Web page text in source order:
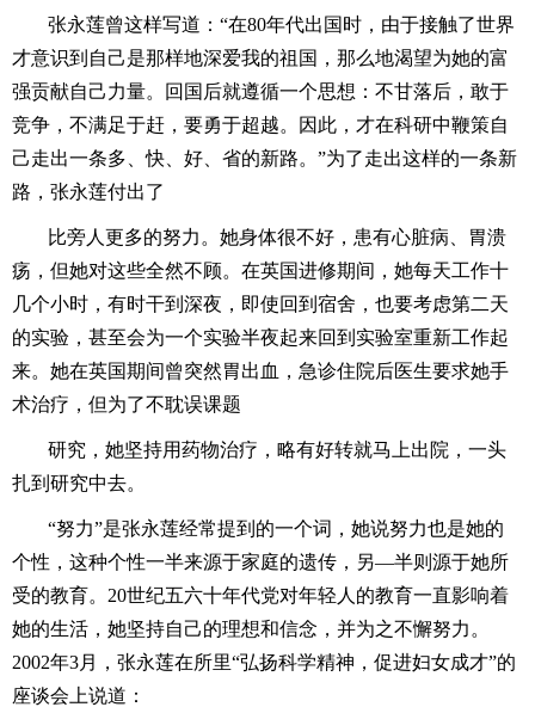
张永莲曾这样写道：“在80年代出国时，由于接触了世界
才意识到自己是那样地深爱我的祖国，那么地渴望为她的富
强贡献自己力量。回国后就遵循一个思想：不甘落后，敢于
竞争，不满足于赶，要勇于超越。因此，才在科研中鞭策自
己走出一条多、快、好、省的新路。”为了走出这样的一条新
路，张永莲付出了
比旁人更多的努力。她身体很不好，患有心脏病、胃溃
疡，但她对这些全然不顾。在英国进修期间，她每天工作十
几个小时，有时干到深夜，即使回到宿舍，也要考虑第二天
的实验，甚至会为一个实验半夜起来回到实验室重新工作起
来。她在英国期间曾突然胃出血，急诊住院后医生要求她手
术治疗，但为了不耽误课题
研究，她坚持用药物治疗，略有好转就马上出院，一头
扎到研究中去。
“努力”是张永莲经常提到的一个词，她说努力也是她的
个性，这种个性一半来源于家庭的遗传，另—半则源于她所
受的教育。20世纪五六十年代党对年轻人的教育一直影响着
她的生活，她坚持自己的理想和信念，并为之不懈努力。
2002年3月，张永莲在所里“弘扬科学精神，促进妇女成才”的
座谈会上说道：